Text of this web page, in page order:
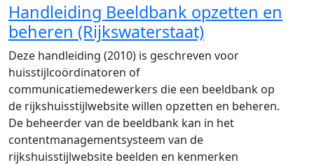
Handleiding Beeldbank opzetten en
beheren (Rijkswaterstaat)
Deze handleiding (2010) is geschreven voor
huisstijlcoördinatoren of
communicatiemedewerkers die een beeldbank op
de rijkshuisstijlwebsite willen opzetten en beheren.
De beheerder van de beeldbank kan in het
contentmanagementsysteem van de
rijkshuisstijlwebsite beelden en kenmerken